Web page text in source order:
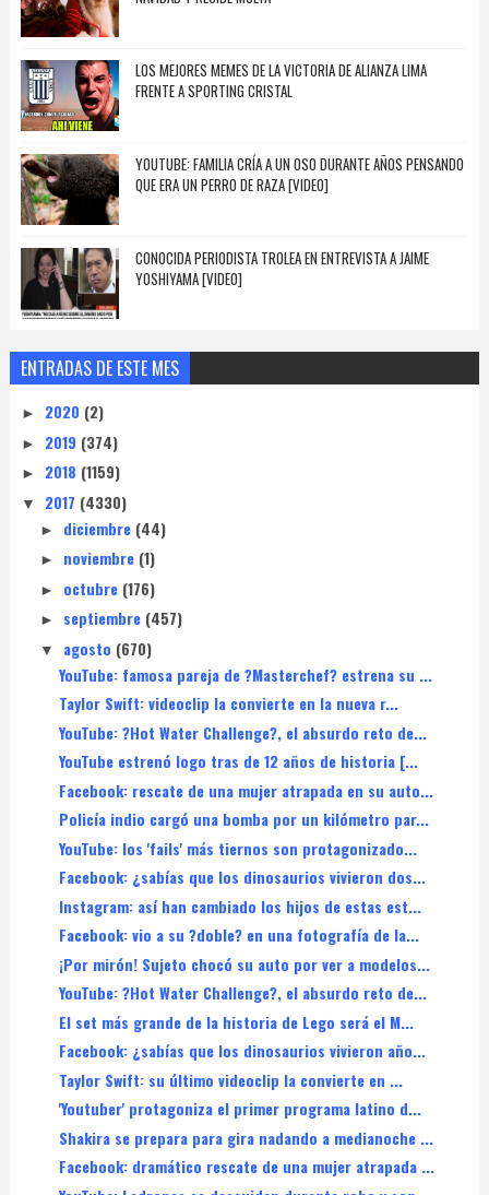
LOS MEJORES MEMES DE LA VICTORIA DE ALIANZA LIMA
FRENTE A SPORTING CRISTAL
YOUTUBE: FAMILIA CRÍA A UN OSO DURANTE AÑOS PENSANDO
QUE ERA UN PERRO DE RAZA [VIDEO]
CONOCIDA PERIODISTA TROLEA EN ENTREVISTA A JAIME
YOSHIYAMA [VIDEO]
ENTRADAS DE ESTE MES
► 2020 (2)
► 2019 (374)
► 2018 (1159)
▼ 2017 (4330)
► diciembre (44)
► noviembre (1)
► octubre (176)
► septiembre (457)
▼ agosto (670)
YouTube: famosa pareja de ?Masterchef? estrena su ...
Taylor Swift: videoclip la convierte en la nueva r...
YouTube: ?Hot Water Challenge?, el absurdo reto de...
YouTube estrenó logo tras de 12 años de historia [...
Facebook: rescate de una mujer atrapada en su auto...
Policía indio cargó una bomba por un kilómetro par...
YouTube: los 'fails' más tiernos son protagonizado...
Facebook: ¿sabías que los dinosaurios vivieron dos...
Instagram: así han cambiado los hijos de estas est...
Facebook: vio a su ?doble? en una fotografía de la...
¡Por mirón! Sujeto chocó su auto por ver a modelos...
YouTube: ?Hot Water Challenge?, el absurdo reto de...
El set más grande de la historia de Lego será el M...
Facebook: ¿sabías que los dinosaurios vivieron año...
Taylor Swift: su último videoclip la convierte en ...
'Youtuber' protagoniza el primer programa latino d...
Shakira se prepara para gira nadando a medianoche ...
Facebook: dramático rescate de una mujer atrapada ...